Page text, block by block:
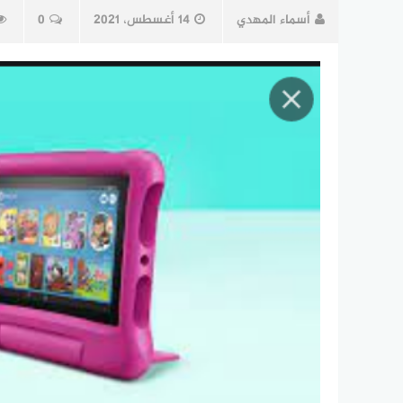
أسماء المهدي 14 أغسطس، 2021 0